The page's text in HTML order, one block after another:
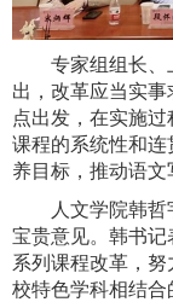
专家组组长、
出，改革应当实
点出发，在实施
课程的系统性和
养目标，推动语文
人文学院韩
宝贵意见。韩书
系列课程改革，
校特色学科相结